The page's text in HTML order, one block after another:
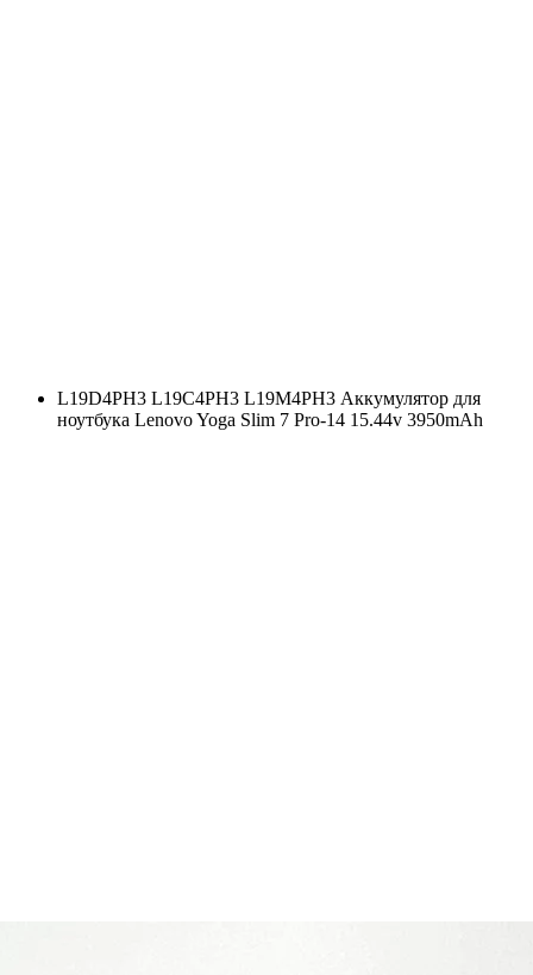
L19D4PH3 L19C4PH3 L19M4PH3 Аккумулятор для
ноутбука Lenovo Yoga Slim 7 Pro-14 15.44v 3950mAh